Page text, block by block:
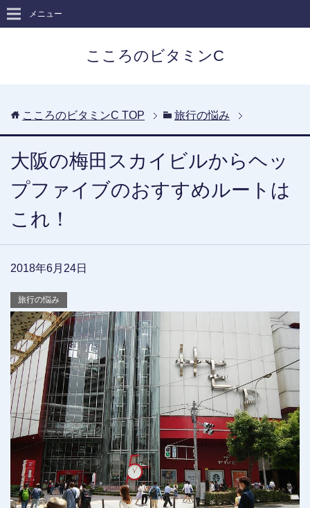
こころのビタミンC
メニュー
こころのビタミンC TOP 旅行の悩み
大阪の梅田スカイビルからヘッ
プファイブのおすすめルートは
これ！
2018年6月24日
旅行の悩み